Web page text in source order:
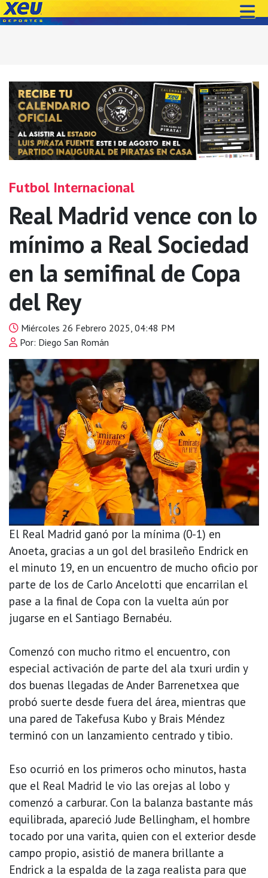
Futbol Internacional
Real Madrid vence con lo
mínimo a Real Sociedad
en la semifinal de Copa
del Rey
Miércoles 26 Febrero 2025, 04:48 PM
Por: Diego San Román
El Real Madrid ganó por la mínima (0-1) en
Anoeta, gracias a un gol del brasileño Endrick en
el minuto 19, en un encuentro de mucho oficio por
parte de los de Carlo Ancelotti que encarrilan el
pase a la final de Copa con la vuelta aún por
jugarse en el Santiago Bernabéu.
Comenzó con mucho ritmo el encuentro, con
especial activación de parte del ala txuri urdin y
dos buenas llegadas de Ander Barrenetxea que
probó suerte desde fuera del área, mientras que
una pared de Takefusa Kubo y Brais Méndez
terminó con un lanzamiento centrado y tibio.
Eso ocurrió en los primeros ocho minutos, hasta
que el Real Madrid le vio las orejas al lobo y
comenzó a carburar. Con la balanza bastante más
equilibrada, apareció Jude Bellingham, el hombre
tocado por una varita, quien con el exterior desde
campo propio, asistió de manera brillante a
Endrick a la espalda de la zaga realista para que